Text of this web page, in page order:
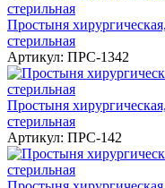
Простыня
стерильная
Артикул: ПРС-1342
Простыня
стерильная
Артикул: ПРС-142